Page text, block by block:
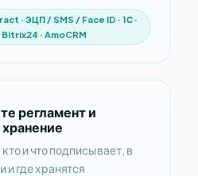
· ЭЦП / SMS / Face ID · 1С ·
· AmoCRM
регламент и
и что подписывает, в
и где хранятся